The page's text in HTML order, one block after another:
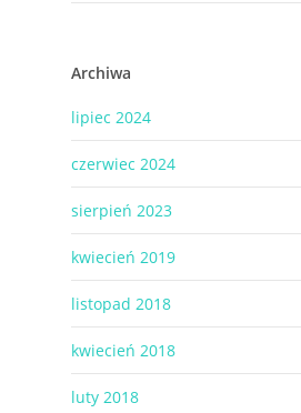
Archiwa
lipiec 2024
czerwiec 2024
sierpień 2023
kwiecień 2019
listopad 2018
kwiecień 2018
luty 2018